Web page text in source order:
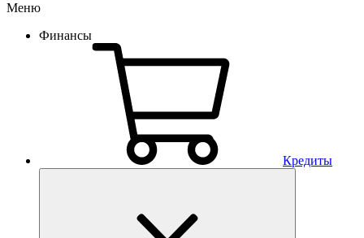
Меню
Финансы
Кредиты